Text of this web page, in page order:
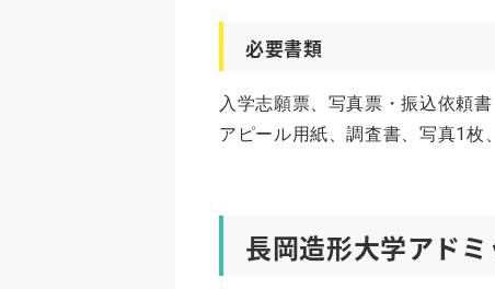
必要書類
入学志願票、写真票・振込依頼
アピール用紙、調査書、写真1枚
長岡造形大学アド